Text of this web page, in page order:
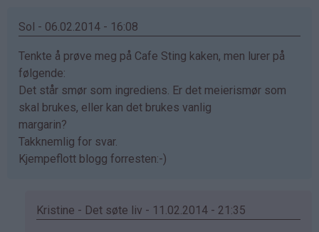
Sol - 06.02.2014 - 16:08
Tenkte å prøve meg på Cafe Sting kaken, men lurer på
følgende:
Det står smør som ingrediens. Er det meierismør som
skal brukes, eller kan det brukes vanlig
margarin?
Takknemlig for svar.
Kjempeflott blogg forresten:-)
Kristine - Det søte liv - 11.02.2014 - 21:35